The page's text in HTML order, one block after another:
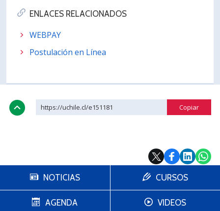
ENLACES RELACIONADOS
WEBPAY
Postulación en Línea
https://uchile.cl/e151181
NOTICIAS
AGENDA
CURSOS
VIDEOS